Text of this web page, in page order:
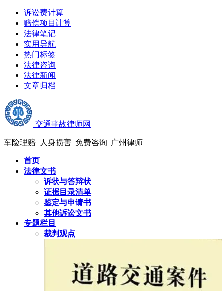
诉讼费计算
赔偿项目计算
法律笔记
实用导航
热门标签
法律咨询
法律新闻
文章归档
交通事故律师网
车险理赔_人身损害_免费咨询_广州律师
首页
法律文书
诉状与答辩状
证据目录清单
鉴定与申请书
其他诉讼文书
专题栏目
裁判观点